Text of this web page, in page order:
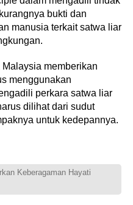
bukti dan
manusia terkait satwa liar
memberikan
menggunakan
perkara satwa liar
dilihat dari sudut
untuk kedepannya.
Keberagaman Hayati